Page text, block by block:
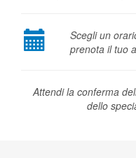
Scegli un
prenota il tuo
Attendi la conferma
dello